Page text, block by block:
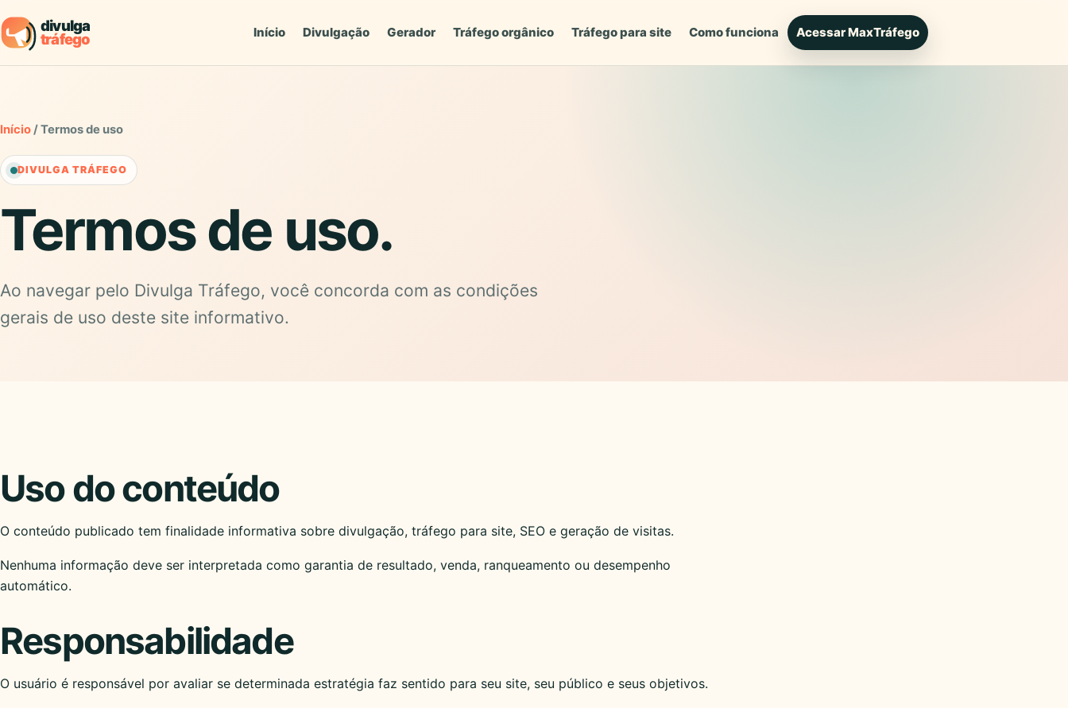
Início Divulgação Gerador Tráfego orgânico Tráfego para site Como funciona Acessar MaxTráfego
Início/ Termos de uso
DIVULGA TRÁFEGO
Termos de uso.
Ao navegar pelo Divulga Tráfego, você concorda com as condições
gerais de uso deste site informativo.
Uso do conteúdo
O conteúdo publicado tem finalidade informativa sobre divulgação, tráfego para site, SEO e geração de visitas.
Nenhuma informação deve ser interpretada como garantia de resultado, venda, ranqueamento ou desempenho
automático.
Responsabilidade
O usuário é responsável por avaliar se determinada estratégia faz sentido para seu site, seu público e seus objetivos.